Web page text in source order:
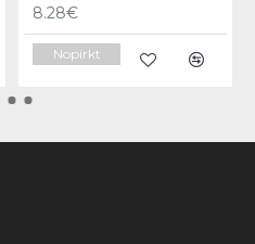
8.28€
Nopirkt